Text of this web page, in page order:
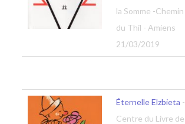
la Somme -Chemin
du Thil - Amiens
21/03/2019
Éternelle Elzbieta -
Centre du Livre de